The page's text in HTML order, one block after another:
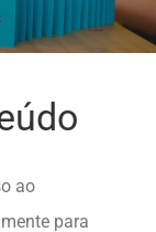
ao
para